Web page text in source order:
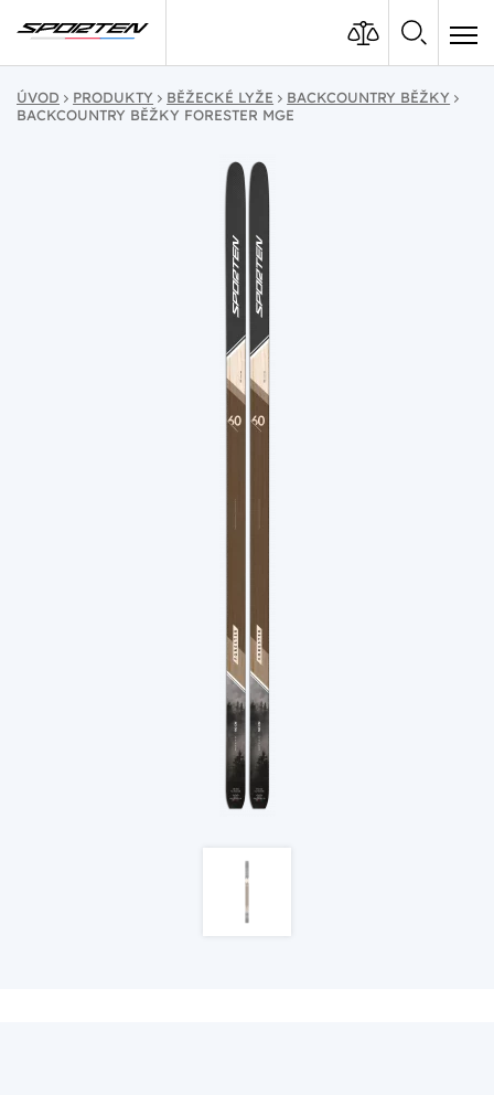
ÚVOD PRODUKTY BĚŽECKÉ LYŽE
BACKCOUNTRY BĚŽKY
BACKCOUNTRY BĚŽKY FORESTER MGE